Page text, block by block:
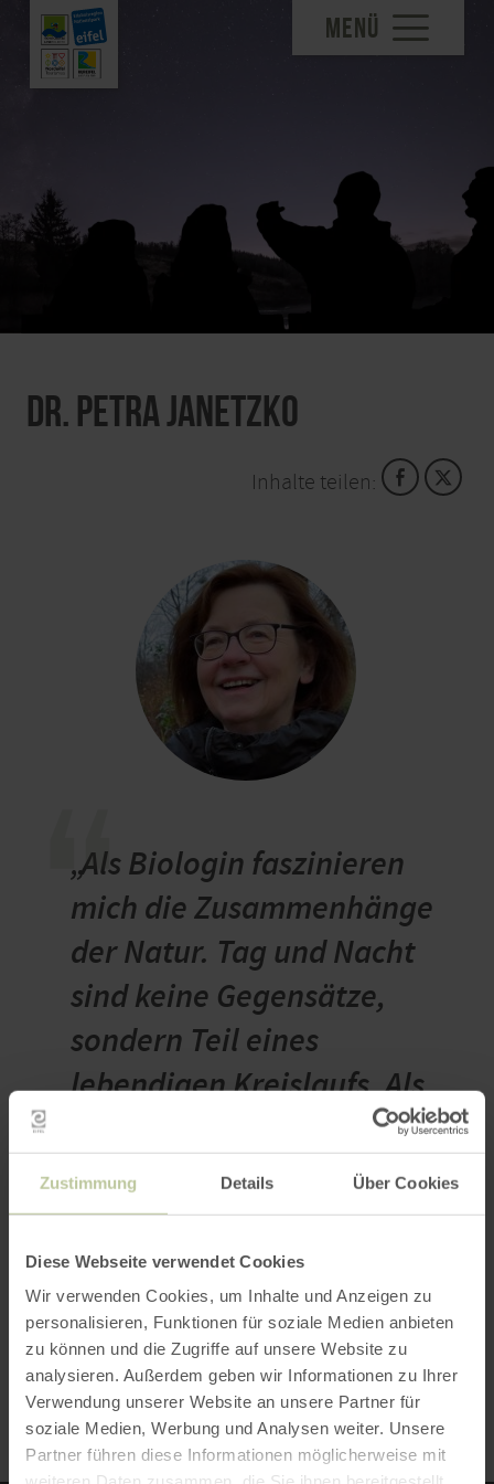
Zustimmung Details Über Cookies
Diese Webseite verwendet Cookies
Wir verwenden Cookies, um Inhalte und Anzeigen zu
personalisieren, Funktionen für soziale Medien anbieten
zu können und die Zugriffe auf unsere Website zu
analysieren. Außerdem geben wir Informationen zu Ihrer
Verwendung unserer Website an unsere Partner für
soziale Medien, Werbung und Analysen weiter. Unsere
Partner führen diese Informationen möglicherweise mit
MENÜ
Dr. Petra Janetzko
Inhalte teilen:
“
„Als Biologin faszinieren
mich die Zusammenhänge
der Natur. Tag und Nacht
sind keine Gegensätze,
sondern Teil eines
lebendigen Kreislaufs. Als
SternenGuide zeige ich, wie
die dunkle Nacht der Eifel
einzigartige Einblicke in
den Sternenhimmel und
das nächtliche Ökosystem
ermöglicht.“